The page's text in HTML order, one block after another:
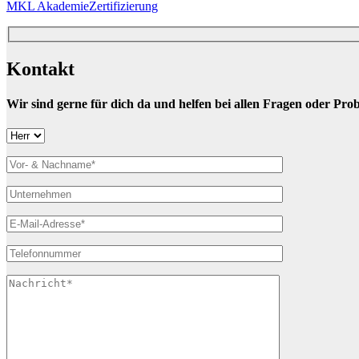
MKL AkademieZertifizierung
Kontakt
Wir sind gerne für dich da und helfen bei allen Fragen oder
Bitte lasse dieses Feld leer.